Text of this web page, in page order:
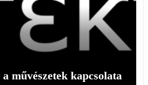
művészetek kapcsolata